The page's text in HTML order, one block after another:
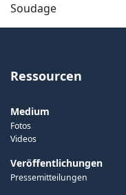
Soudage
Ressourcen
Medium
Fotos
Videos
Veröffentlichungen
Pressemitteilungen